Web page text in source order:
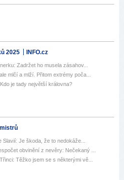
2025 INFO.cz
Zadržet ho musela zásahov...
mlčí a mlží. Přitom extrémy poča...
je tady největší královna?
Je škoda, že to nedokáže...
obvinění z nevěry: Nečekaný ...
Těžko jsem se s některými vě...